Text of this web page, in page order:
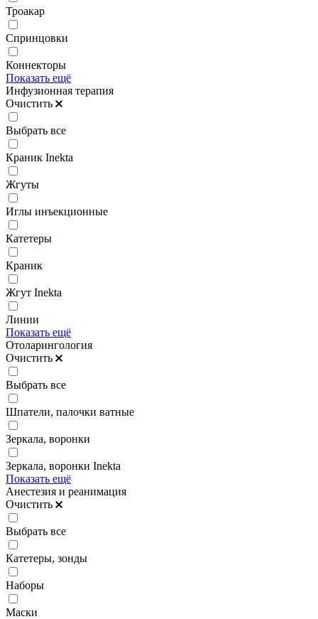
Троакар
Спринцовки
Коннекторы
Показать ещё
Инфузионная терапия
Очистить
Выбрать все
Краник Inekta
Жгуты
Иглы инъекционные
Катетеры
Краник
Жгут Inekta
Линии
Показать ещё
Отоларингология
Очистить
Выбрать все
Шпатели, палочки ватные
Зеркала, воронки
Зеркала, воронки Inekta
Показать ещё
Анестезия и реанимация
Очистить
Выбрать все
Катетеры, зонды
Наборы
Маски